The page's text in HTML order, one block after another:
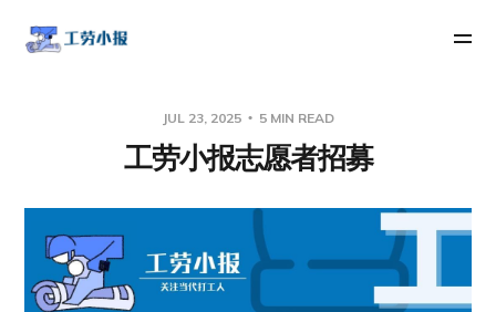
JUL 23, 2025 5 MIN READ
工劳小报志愿者招募